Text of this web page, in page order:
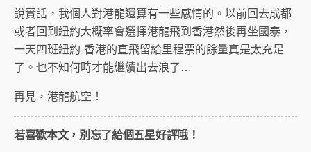
說實話，我個人對港龍還算有一些感情的。以前回去成都
或者回到紐約大概率會選擇港龍飛到香港然後再坐國泰，
一天四班紐約-香港的直飛留給里程票的餘量真是太充足
了。也不知何時才能繼續出去浪了…
再見，港龍航空！
若喜歡本文，別忘了給個五星好評哦！